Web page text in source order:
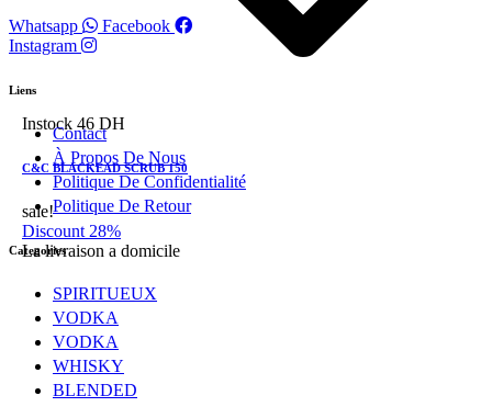
Instock 46 DH
C&C BLACKEAD SCRUB 150
sale!
Discount 28%
La livraison a domicile
Whatsapp
Facebook
Instagram
Liens
Contact
À Propos De Nous
Politique De Confidentialité
Politique De Retour
Categories
SPIRITUEUX
VODKA
VODKA
WHISKY
BLENDED